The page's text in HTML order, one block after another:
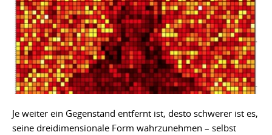
Je weiter ein Gegenstand entfernt ist, desto schwerer ist es,
seine dreidimensionale Form wahrzunehmen – selbst